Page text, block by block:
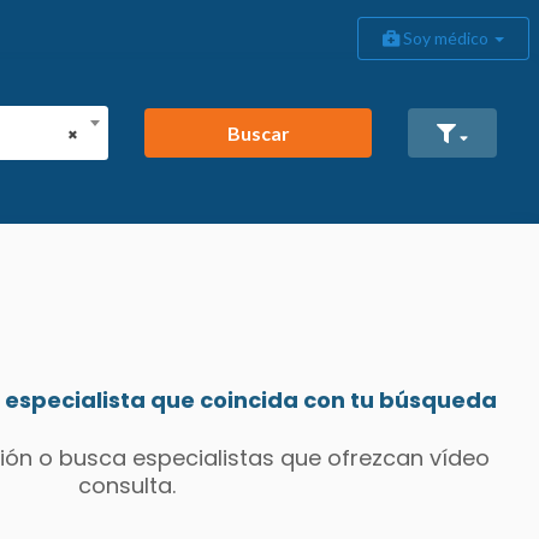
Soy médico
× Buscar
que coincida con tu búsqueda
o busca especialistas que ofrezcan vídeo
consulta.